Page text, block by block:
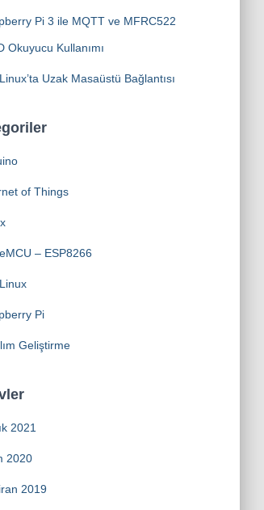
Pi 3 ile MQTT ve MFRC522
Okuyucu Kullanımı
Uzak Masaüstü Bağlantısı
of Things
– ESP8266
Pi
Geliştirme
2021
2020
2019